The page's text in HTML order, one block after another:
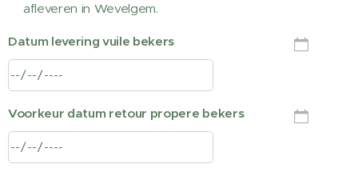
afleveren in Wevelgem.
Datum levering vuile bekers
Voorkeur datum retour propere bekers